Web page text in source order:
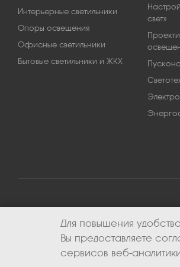
Интерьерные светильники
Опоры освещения
Офисные светильники
Бытовые светильники и ЖКХ
свет»
2026 © ООО «Апекс-энерго». Все права
Для повышения
Вы предоставляете
сервисов веб-